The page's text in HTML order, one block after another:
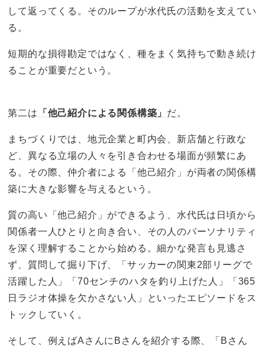
して返ってくる。そのループが水代氏の活動を支えてい
る。
短期的な損得勘定ではなく、種をまく気持ちで動き続け
ることが重要だという。
第二は 「他己紹介による関係構築」 だ。
まちづくりでは、地元企業と町内会、新店舗と行政な
ど、異なる立場の人々を引き合わせる場面が頻繁にあ
る。その際、仲介者による「他己紹介」が両者の関係構
築に大きな影響を与えるという。
質の高い「他己紹介」ができるよう、水代氏は日頃から
関係者一人ひとりと向き合い、その人のパーソナリティ
を深く理解することから始める。細かな発言も見逃さ
ず、質問して掘り下げ、「サッカーの関東2部リーグで
活躍した人」「70センチのハタを釣り上げた人」「365
日ラジオ体操を欠かさない人」といったエピソードをス
トックしていく。
そして、例えばAさんにBさんを紹介する際、「Bさん